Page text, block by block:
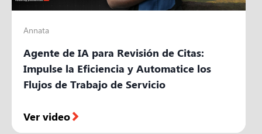
Annata
Agente de IA para Revisión de Citas:
Impulse la Eficiencia y Automatice los
Flujos de Trabajo de Servicio
Ver video